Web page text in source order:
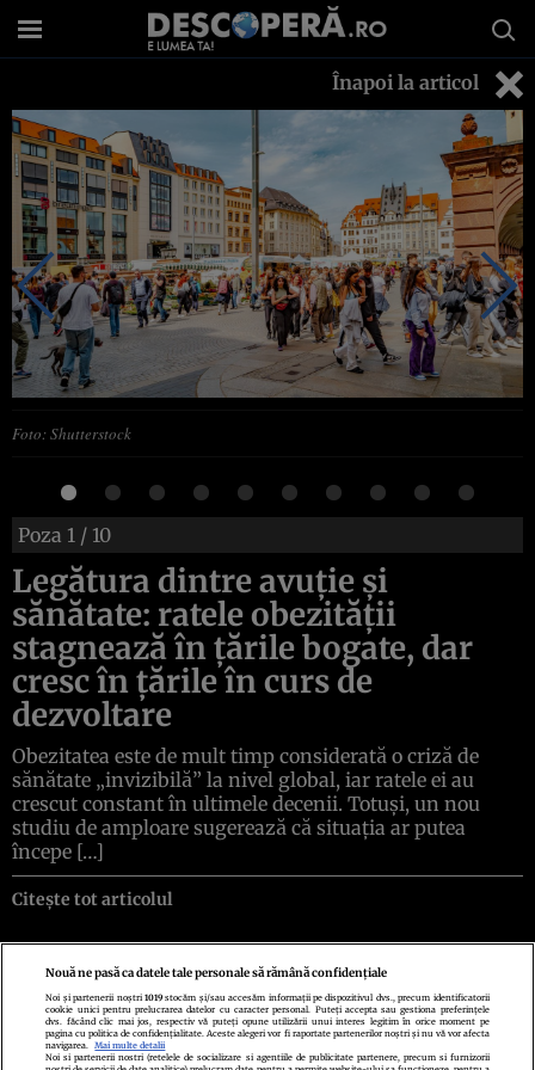
Înapoi la articol
Foto: Shutterstock
Poza 1 / 10
Legătura dintre avuție și
sănătate: ratele obezității
stagnează în țările bogate, dar
cresc în țările în curs de
dezvoltare
Obezitatea este de mult timp considerată o criză de
sănătate „invizibilă” la nivel global, iar ratele ei au
crescut constant în ultimele decenii. Totuși, un nou
studiu de amploare sugerează că situația ar putea
începe […]
Citește tot articolul
Politica de confidenţialitate Politica de cookiesTermeni şi condiţii
Echipa redacționalăContactSetări Cookies
Nouă ne pasă ca datele tale personale să rămână confidențiale
Noi și partenerii noștri1019 stocăm și/sau accesăm informații pe dispozitivul dvs., precum identificatorii
cookie unici pentru prelucrarea datelor cu caracter personal. Puteți accepta sau gestiona preferințele
dvs. făcând clic mai jos, respectiv vă puteți opune utilizării unui interes legitim în orice moment pe
pagina cu politica de confidențialitate. Aceste alegeri vor fi raportate partenerilor noștri și nu vă vor afecta
navigarea.
Mai multe detalii
Noi si partenerii nostri (retelele de socializare si agentiile de publicitate partenere, precum si furnizorii